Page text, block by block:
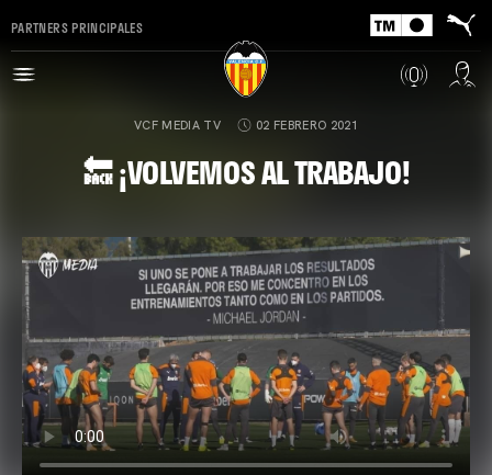
PARTNERS PRINCIPALES
VCF MEDIA TV 02 FEBRERO 2021
🔙 ¡VOLVEMOS AL TRABAJO!